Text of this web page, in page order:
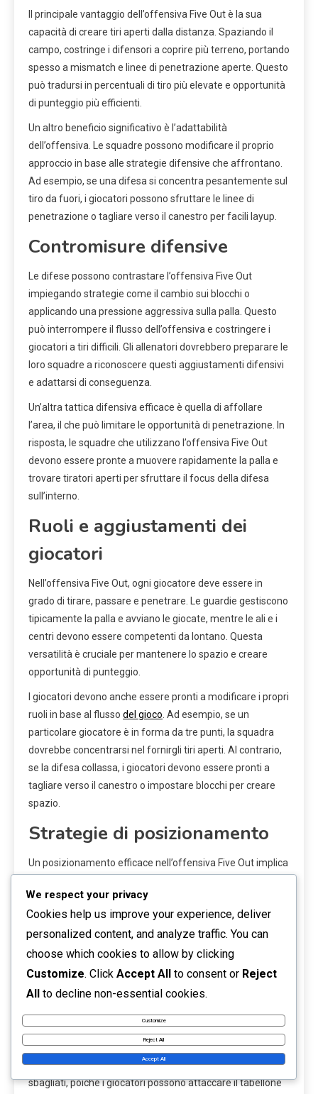
Il principale vantaggio dell’offensiva Five Out è la sua
capacità di creare tiri aperti dalla distanza. Spaziando il
campo, costringe i difensori a coprire più terreno, portando
spesso a mismatch e linee di penetrazione aperte. Questo
può tradursi in percentuali di tiro più elevate e opportunità
di punteggio più efficienti.
Un altro beneficio significativo è l’adattabilità
dell’offensiva. Le squadre possono modificare il proprio
approccio in base alle strategie difensive che affrontano.
Ad esempio, se una difesa si concentra pesantemente sul
tiro da fuori, i giocatori possono sfruttare le linee di
penetrazione o tagliare verso il canestro per facili layup.
Contromisure difensive
Le difese possono contrastare l’offensiva Five Out
impiegando strategie come il cambio sui blocchi o
applicando una pressione aggressiva sulla palla. Questo
può interrompere il flusso dell’offensiva e costringere i
giocatori a tiri difficili. Gli allenatori dovrebbero preparare le
loro squadre a riconoscere questi aggiustamenti difensivi
e adattarsi di conseguenza.
Un’altra tattica difensiva efficace è quella di affollare
l’area, il che può limitare le opportunità di penetrazione. In
risposta, le squadre che utilizzano l’offensiva Five Out
devono essere pronte a muovere rapidamente la palla e
trovare tiratori aperti per sfruttare il focus della difesa
sull’interno.
Ruoli e aggiustamenti dei
giocatori
Nell’offensiva Five Out, ogni giocatore deve essere in
grado di tirare, passare e penetrare. Le guardie gestiscono
tipicamente la palla e avviano le giocate, mentre le ali e i
centri devono essere competenti da lontano. Questa
versatilità è cruciale per mantenere lo spazio e creare
opportunità di punteggio.
I giocatori devono anche essere pronti a modificare i propri
ruoli in base al flusso del gioco . Ad esempio, se un
particolare giocatore è in forma da tre punti, la squadra
dovrebbe concentrarsi nel fornirgli tiri aperti. Al contrario,
se la difesa collassa, i giocatori devono essere pronti a
tagliare verso il canestro o impostare blocchi per creare
spazio.
Strategie di posizionamento
Un posizionamento efficace nell’offensiva Five Out implica
intorno ai 15-20 piedi di distanza. Questa distanza
consente angoli di passaggio ottimali e riduce la
probabilità di collassi difensivi. I giocatori dovrebbero
essere consapevoli del loro posizionamento rispetto sia
alla palla che ai loro difensori.
Inoltre, i giocatori dovrebbero utilizzare efficacemente gli
generalmente più efficienti a causa delle distanze più
brevi. Questo posizionamento può anche creare
opportunità per rimbalzi offensivi se i tiri vengono
sbagliati, poiché i giocatori possono attaccare il tabellone
We respect your privacy
Cookies help us improve your experience, deliver
personalized content, and analyze traffic. You can
choose which cookies to allow by clicking
Customize. Click Accept All to consent or Reject
All to decline non-essential cookies.
Customize
Reject All
Accept All